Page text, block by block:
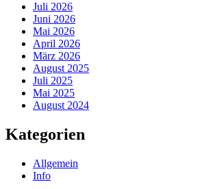
Juli 2026
Juni 2026
Mai 2026
April 2026
März 2026
August 2025
Juli 2025
Mai 2025
August 2024
Kategorien
Allgemein
Info